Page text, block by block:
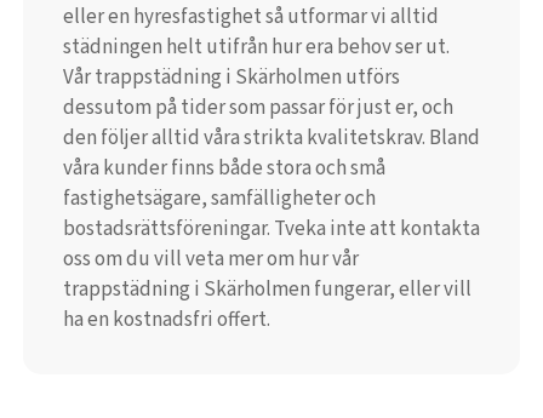
eller en hyresfastighet så utformar vi alltid
städningen helt utifrån hur era behov ser ut.
Vår trappstädning i Skärholmen utförs
dessutom på tider som passar för just er, och
den följer alltid våra strikta kvalitetskrav. Bland
våra kunder finns både stora och små
fastighetsägare, samfälligheter och
bostadsrättsföreningar. Tveka inte att kontakta
oss om du vill veta mer om hur vår
trappstädning i Skärholmen fungerar, eller vill
ha en kostnadsfri offert.